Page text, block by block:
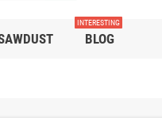
BLOG
INTERESTING